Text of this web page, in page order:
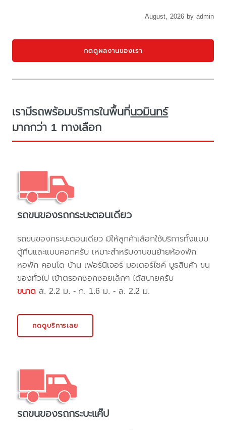
August, 2026 by admin
กดดูผลงานของเรา
เรามีรถพร้อมบริการในพื้นที่นวมินทร์
มากกว่า 1 ทางเลือก
รถขนของรถกระบะตอนเดียว
รถขนของกระบะตอนเดียว มีให้ลูกค้าเลือกใช้บริการทั้งแบบ
ตู้ทึบและแบบคอกครับ เหมาะสำหรับงานขนย้ายห้องพัก
หอพัก คอนโด บ้าน เฟอร์นิเจอร์ มอเตอร์ไซค์ บูธสินค้า ขน
ของทั่วไป เข้าตรอกซอกซอยเล็กๆ ได้สบายครับ
ขนาด ส. 2.2 ม. - ก. 1.6 ม. - ล. 2.2 ม.
กดดูบริการเลย
รถขนของรถกระบะแค๊ป